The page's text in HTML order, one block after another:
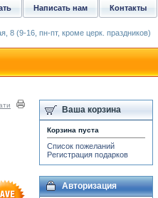
Ваша корзина
Корзина пуста
Список пожеланий
Регистрация подарков
Авторизация
Контакты
Написать нам
8 (9-16, пн-пт, кроме церк. праздников)